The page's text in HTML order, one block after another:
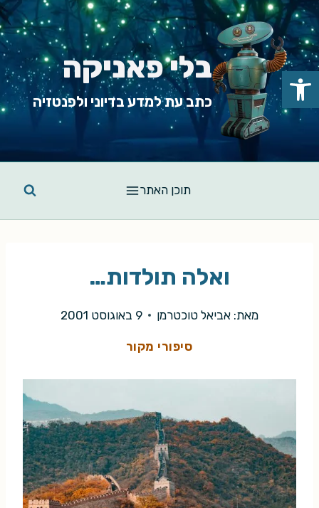
Skip
to
content
בלי פאניקה
כתב עת למדע בדיוני ולפנטזיה
תוכן האתר
ואלה תולדות…
מאת: אביאל טוכטרמן 9 באוגוסט 2001
סיפורי מקור
פתח סרגל נגישות